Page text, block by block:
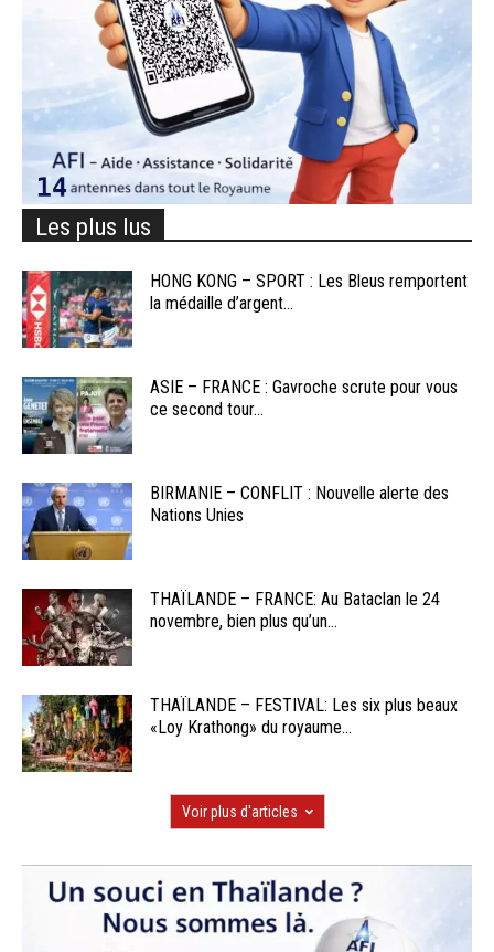
Les plus lus
HONG KONG – SPORT : Les Bleus remportent
la médaille d’argent...
ASIE – FRANCE : Gavroche scrute pour vous
ce second tour...
BIRMANIE – CONFLIT : Nouvelle alerte des
Nations Unies
THAÏLANDE – FRANCE: Au Bataclan le 24
novembre, bien plus qu’un...
THAÏLANDE – FESTIVAL: Les six plus beaux
«Loy Krathong» du royaume...
Voir plus d'articles